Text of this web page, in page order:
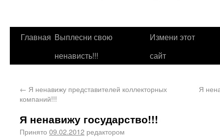
Главная Выплесни свою
ненависть!!!
Измени этот
сайт
← Я ненавижу представителей коллекторных
компаний!!!
Я
Я ненавижу государство!!!
Принято 09.02.2012 редактором